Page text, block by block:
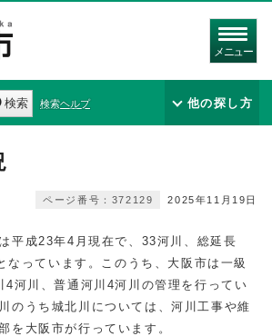
メニュー
検索 検索ヘルプ 他の探し方
2025年11月19日
ページ番号：372129
平成23年4月現在で、33河川、総延長
なっています。このうち、大阪市は一級
4河川、普通河川4河川の管理を行ってい
のうち城北川については、河川工事や維
を大阪市が行っています。